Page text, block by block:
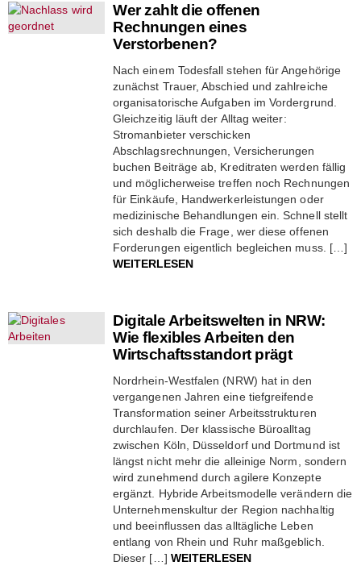
Wer zahlt die offenen
Rechnungen eines
Verstorbenen?
Nach einem Todesfall stehen für Angehörige
zunächst Trauer, Abschied und zahlreiche
organisatorische Aufgaben im Vordergrund.
Gleichzeitig läuft der Alltag weiter:
Stromanbieter verschicken
Abschlagsrechnungen, Versicherungen
buchen Beiträge ab, Kreditraten werden fällig
und möglicherweise treffen noch Rechnungen
für Einkäufe, Handwerkerleistungen oder
medizinische Behandlungen ein. Schnell stellt
sich deshalb die Frage, wer diese offenen
Forderungen eigentlich begleichen muss. […]
WEITERLESEN
Digitale Arbeitswelten in NRW:
Wie flexibles Arbeiten den
Wirtschaftsstandort prägt
Nordrhein-Westfalen (NRW) hat in den
vergangenen Jahren eine tiefgreifende
Transformation seiner Arbeitsstrukturen
durchlaufen. Der klassische Büroalltag
zwischen Köln, Düsseldorf und Dortmund ist
längst nicht mehr die alleinige Norm, sondern
wird zunehmend durch agilere Konzepte
ergänzt. Hybride Arbeitsmodelle verändern die
Unternehmenskultur der Region nachhaltig
und beeinflussen das alltägliche Leben
entlang von Rhein und Ruhr maßgeblich.
Dieser […] WEITERLESEN